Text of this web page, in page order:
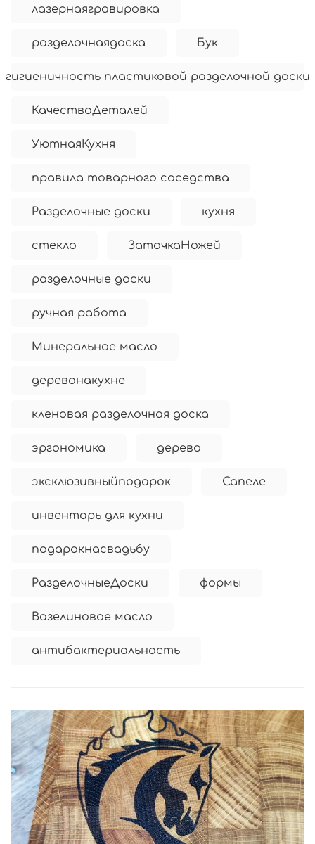
лазернаягравировка
разделочнаядоска Бук
гигиеничность пластиковой разделочной доски
КачествоДеталей
УютнаяКухня
правила товарного соседства
Разделочные доски кухня
стекло ЗаточкаНожей
разделочные доски
ручная работа
Минеральное масло
деревонакухне
кленовая разделочная доска
эргономика дерево
эксклюзивныйподарок Сапеле
инвентарь для кухни
подарокнасвадьбу
РазделочныеДоски формы
Вазелиновое масло
антибактериальность